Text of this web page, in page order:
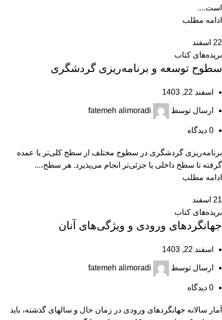
است....
ادامه مطلب
22 اسفند
بریده‌های کتاب
سطوح توسعه و برنامه‌ریزی گردشگری
اسفند 22, 1403
ارسال توسط fatemeh alimoradi
0 دیدگاه
برنامه‌ریزی گردشگری در سطوح مختلف از سطح کلی‌تر یا عمده
گرفته تا سطح داخلی یا جزئی‌تر انجام می‌پذیرد. هر سطح،...
ادامه مطلب
21 اسفند
بریده‌های کتاب
جهانگردهای ورودی و ویژگی‌های آنان
اسفند 22, 1403
ارسال توسط fatemeh alimoradi
0 دیدگاه
آمار سالانه جهانگردهای ورودی در زمان حال و سال‎های گذشته، باید